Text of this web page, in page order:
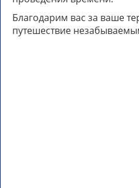
Благодарим вас за ваше
путешествие